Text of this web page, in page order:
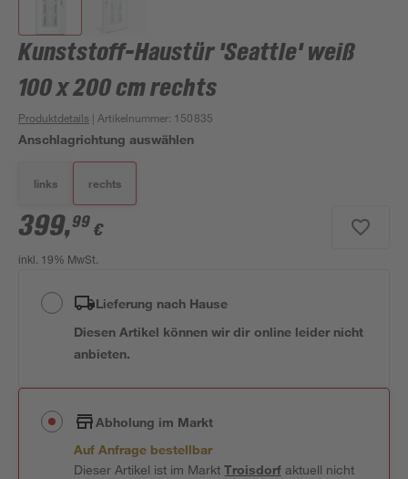
Kunststoff-Haustür 'Seattle' weiß
100 x 200 cm rechts
Produktdetails | Artikelnummer: 150835
Anschlagrichtung auswählen
links rechts
399,99 €
inkl. 19% MwSt.
Lieferung nach Hause
Diesen Artikel können wir dir online leider nicht
anbieten.
Abholung im Markt
Auf Anfrage bestellbar
Dieser Artikel ist im MarktTroisdorfaktuell nicht